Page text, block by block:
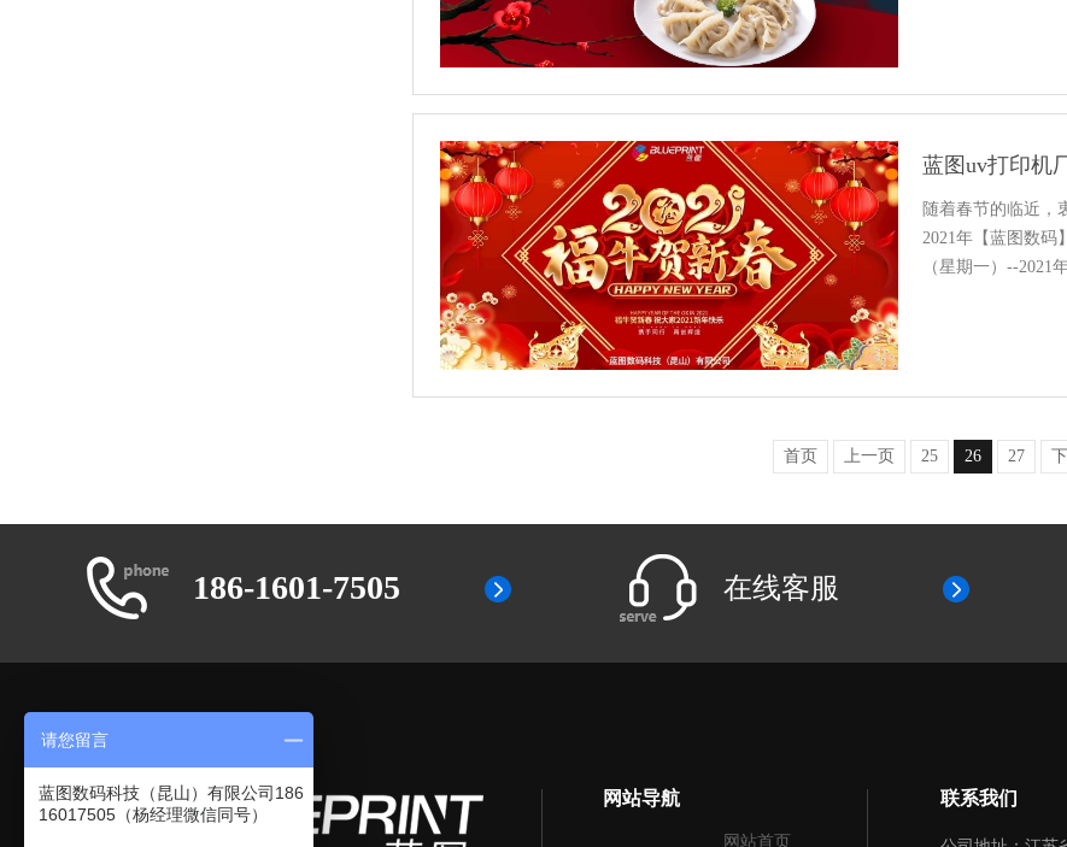
蓝图uv打印机
随着春节的临近，
2021年【蓝图数码
（星期一）--2021
首页 上一页 25 26 27
186-1601-7505 在线客服
网站导航
网站首页
联系我们
请您留言
蓝图数码科技（昆山）有限公司186
16017505（杨经理微信同号）